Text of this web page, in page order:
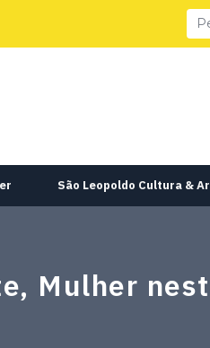
São Leopoldo Cultura &
Mulher